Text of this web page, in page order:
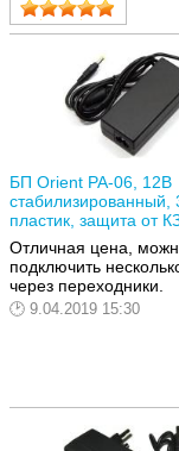
БП Orient PA-06, 12В
стабилизированный,
пластик, защита от
Отличная цена,
подключить
через переходники.
9.04.2019 15:30